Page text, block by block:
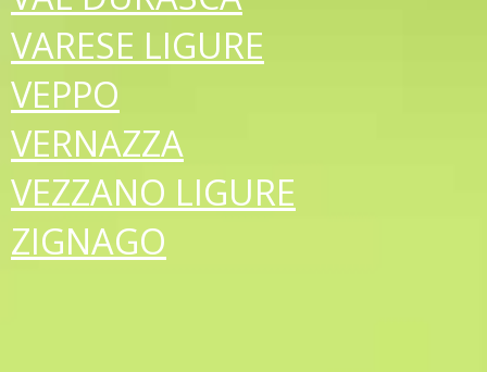
VARESE LIGURE
VEPPO
VERNAZZA
VEZZANO LIGURE
ZIGNAGO